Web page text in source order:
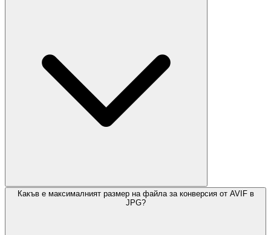
Какъв е максималният размер на файла за конверсия от AVIF в
JPG?